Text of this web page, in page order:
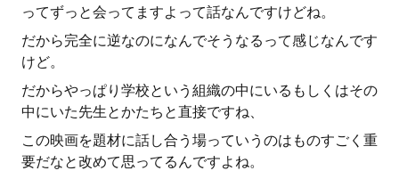
ってずっと会ってますよって話なんですけどね。
だから完全に逆なのになんでそうなるって感じなんです
けど。
だからやっぱり学校という組織の中にいるもしくはその
中にいた先生とかたちと直接ですね、
この映画を題材に話し合う場っていうのはものすごく重
要だなと改めて思ってるんですよね。